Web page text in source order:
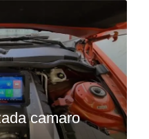
camaro